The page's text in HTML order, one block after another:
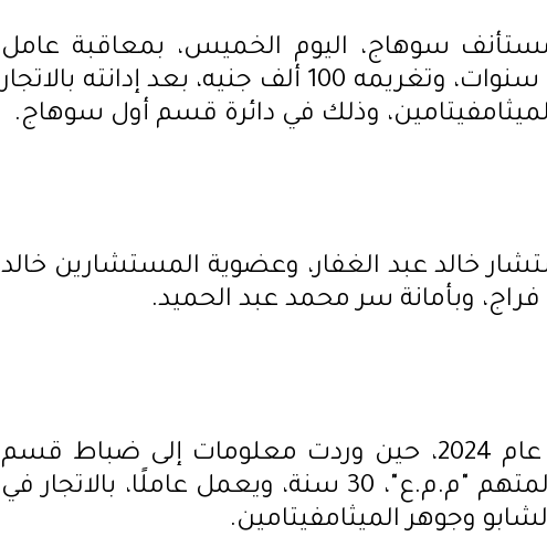
سوهاج، اليوم الخميس، بمعاقبة عامل
بالسجن المشدد لمدة 6 سنوات، وتغريمه 100 ألف جنيه، بعد إدانته بالاتجار
وذلك في دائرة قسم أول سوهاج.
خالد عبد الغفار، وعضوية المستشارين خالد
وبأمانة سر محمد عبد الحميد.
تعود أحداث القضية إلى عام 2024، حين وردت معلومات إلى ضباط قسم
أول سوهاج تفيد بقيام المتهم "م.م.ع"، 30 سنة، ويعمل عاملًا، بالاتجار في
وجوهر الميثامفيتامين.